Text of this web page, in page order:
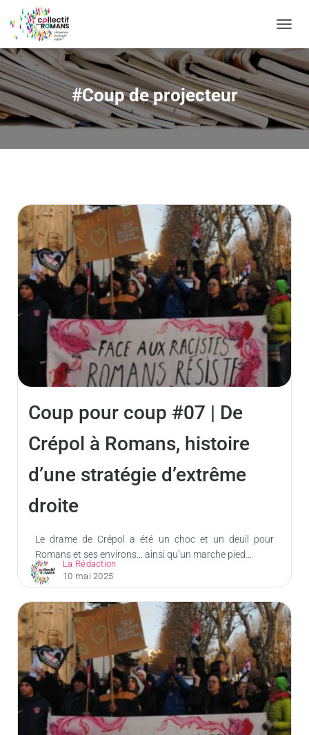
#Coup de projecteur
Coup pour coup #07 | De
Crépol à Romans, histoire
d’une stratégie d’extrême
droite
Le drame de Crépol a été un choc et un deuil pour
Romans et ses environs... ainsi qu’un marche pied...
La Rédaction
10 mai 2025